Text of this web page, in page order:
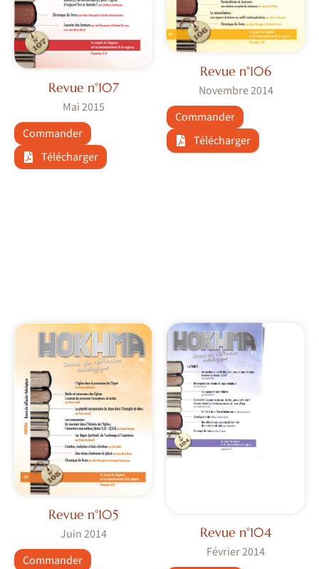
Revue n°107
Mai 2015
Commander
Télécharger
Revue n°106
Novembre 2014
Commander
Télécharger
Revue n°105
Juin 2014
Commander
Revue n°104
Février 2014